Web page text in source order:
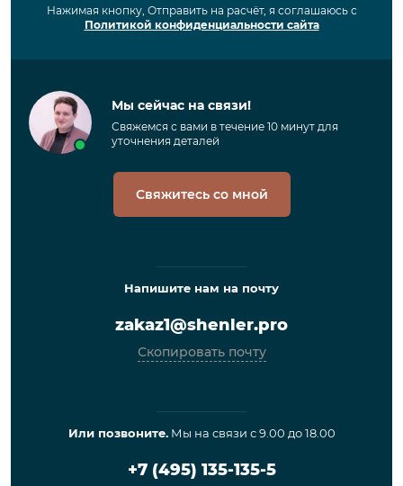
Нажимая кнопку, Отправить на расчёт, я соглашаюсь с
Политикой конфиденциальности сайта
Мы сейчас на связи!
Свяжемся с вами в течение 10 минут для
уточнения деталей
Свяжитесь со мной
Напишите нам на почту
zakaz1@shenler.pro
Скопировать почту
Или позвоните.Мы на связи с 9.00 до 18.00
+7 (495) 135-135-5